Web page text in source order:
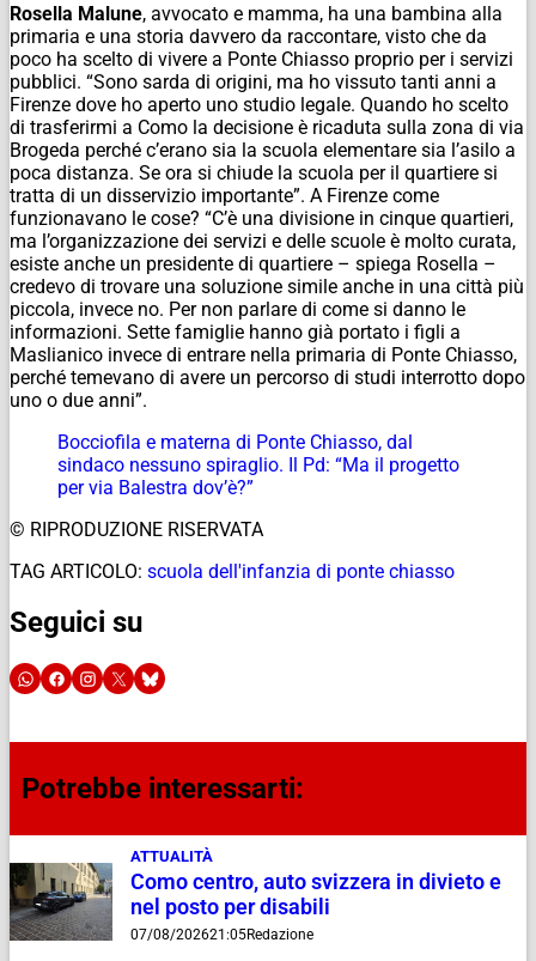
Rosella Malune, avvocato e mamma, ha una bambina alla
primaria e una storia davvero da raccontare, visto che da
poco ha scelto di vivere a Ponte Chiasso proprio per i servizi
pubblici. “Sono sarda di origini, ma ho vissuto tanti anni a
Firenze dove ho aperto uno studio legale. Quando ho scelto
di trasferirmi a Como la decisione è ricaduta sulla zona di via
Brogeda perché c’erano sia la scuola elementare sia l’asilo a
poca distanza. Se ora si chiude la scuola per il quartiere si
tratta di un disservizio importante”. A Firenze come
funzionavano le cose? “C’è una divisione in cinque quartieri,
ma l’organizzazione dei servizi e delle scuole è molto curata,
esiste anche un presidente di quartiere – spiega Rosella –
credevo di trovare una soluzione simile anche in una città più
piccola, invece no. Per non parlare di come si danno le
informazioni. Sette famiglie hanno già portato i figli a
Maslianico invece di entrare nella primaria di Ponte Chiasso,
perché temevano di avere un percorso di studi interrotto dopo
uno o due anni”.
Bocciofila e materna di Ponte Chiasso, dal
sindaco nessuno spiraglio. Il Pd: “Ma il progetto
per via Balestra dov’è?”
© RIPRODUZIONE RISERVATA
TAG ARTICOLO: scuola dell'infanzia di ponte chiasso
Seguici su
Potrebbe interessarti:
ATTUALITÀ
Como centro, auto svizzera in divieto e
nel posto per disabili
07/08/202621:05Redazione